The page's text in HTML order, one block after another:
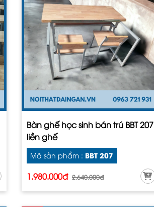
Bàn ghế học sinh bán trú BBT 207
liền ghế
Mã sản phẩm : BBT 207
1.980.000đ 2.640.000đ